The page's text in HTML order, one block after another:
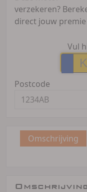
verzekeren?
direct jouw premie
Vul
Postcode
Omschrijving